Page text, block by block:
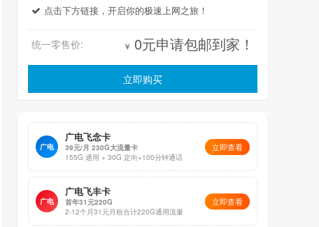
点击下方链接，开启你的极速上网之旅！
￥ 0元申请包邮到家！
统一零售价:
立即购买
广电
广电飞念卡
39元/月 230G大流量卡
155G 通用 + 30G 定向+100分钟通话
立即查看
广电
广电飞丰卡
首年31元220G
2-12个月31元月租合计220G通用流量
立即查看